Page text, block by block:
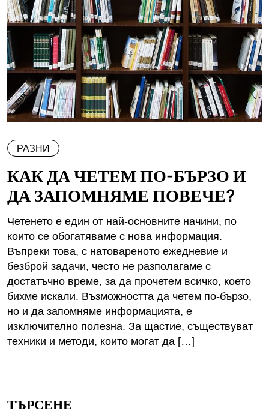
РАЗНИ
КАК ДА ЧЕТЕМ ПО-БЪРЗО И
ДА ЗАПОМНЯМЕ ПОВЕЧЕ?
Четенето е един от най-основните начини, по
които се обогатяваме с нова информация.
Въпреки това, с натовареното ежедневие и
безброй задачи, често не разполагаме с
достатъчно време, за да прочетем всичко, което
бихме искали. Възможността да четем по-бързо,
но и да запомняме информацията, е
изключително полезна. За щастие, съществуват
техники и методи, които могат да […]
ТЪРСЕНЕ